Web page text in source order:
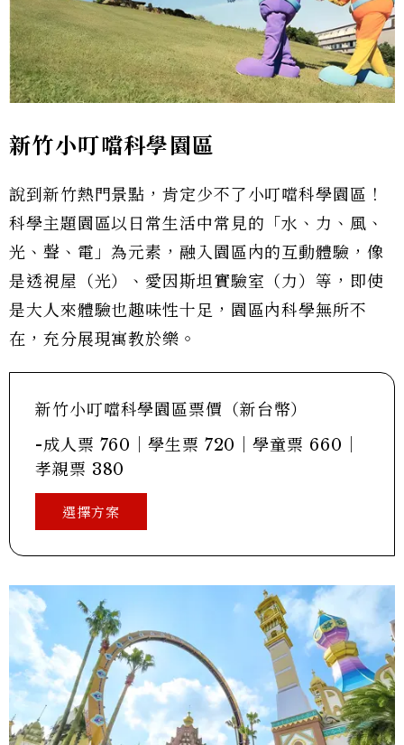
新竹小叮噹科學園區
說到新竹熱門景點，肯定少不了小叮噹科學園區！
科學主題園區以日常生活中常見的「水、力、風、
光、聲、電」為元素，融入園區內的互動體驗，像
是透視屋（光）、愛因斯坦實驗室（力）等，即使
是大人來體驗也趣味性十足，園區內科學無所不
在，充分展現寓教於樂。
新竹小叮噹科學園區票價（新台幣）
-成人票 760｜學生票 720｜學童票 660｜
孝親票 380
選擇方案